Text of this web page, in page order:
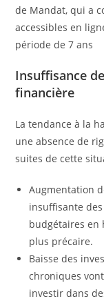
de Mandat, qui a
accessibles en
période de 7 ans
Insuffisance
financière
La tendance à la
une absence de
suites de cette
Augmentation
insuffisante
budgétaires en
plus précaire.
Baisse des
chroniques
investir dans